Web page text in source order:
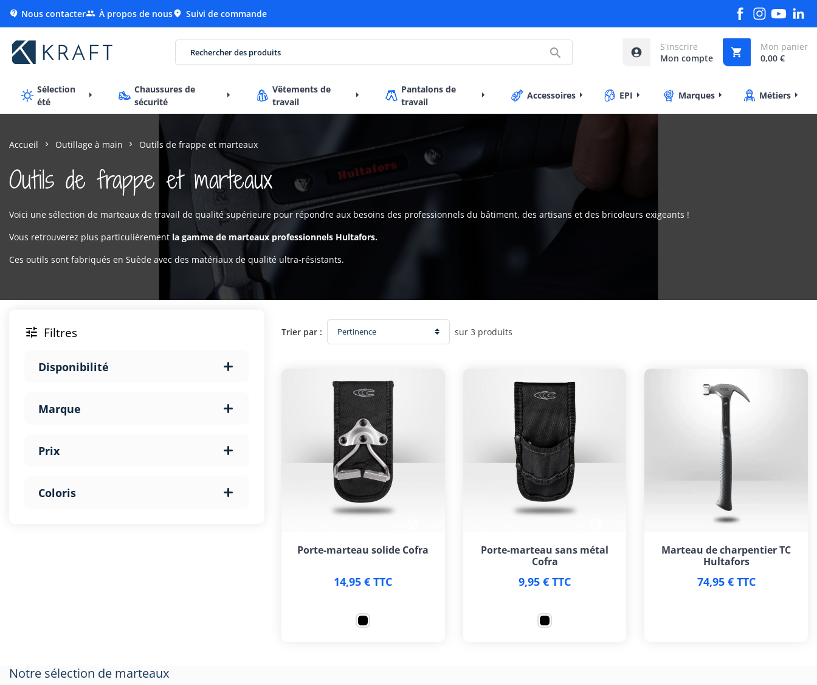
 Nous contacter À propos de nous Suivi de commande
 
S'inscrire
Mon compte

Mon panier
0,00 €
Sélection
été
Chaussures de
sécurité
Vêtements de
travail
Pantalons de
travail
Accessoires EPI Marques Métiers
Accueil Outillage à main Outils de frappe et marteaux
Outils de frappe et marteaux
Voici une sélection de marteaux de travail de qualité supérieure pour répondre aux besoins des professionnels du bâtiment, des artisans et des bricoleurs exigeants !
Vous retrouverez plus particulièrement la gamme de marteaux professionnels Hultafors.
Ces outils sont fabriqués en Suède avec des matériaux de qualité ultra-résistants.
 Filtres
Disponibilité
Marque
Prix
Coloris
Trier par : sur 3 produits
Porte-marteau solide Cofra
14,95 € TTC
Porte-marteau sans métal
Cofra
9,95 € TTC
Marteau de charpentier TC
Hultafors
74,95 € TTC
Notre sélection de marteaux